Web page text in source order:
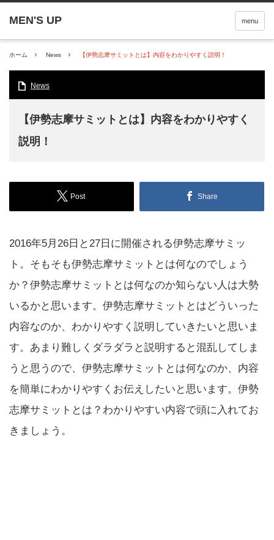
menu
ホーム News 【伊勢志摩サミットとは】内容をわかりやすく説明！
News
【伊勢志摩サミットとは】内容をわかりやすく
説明！
Post Share
2016年5月26日と27日に開催される伊勢志摩サミッ
ト。そもそも伊勢志摩サミットとは何なのでしょう
か？伊勢志摩サミットとは何なのか知らない人は大勢
いるかと思います。伊勢志摩サミットとはどういった
内容なのか、わかりやすく説明していきたいと思いま
す。あまり難しくダラダラと説明すると混乱してしま
うと思うので、伊勢志摩サミットとは何なのか、内容
を簡単にわかりやすくお伝えしたいと思います。伊勢
志摩サミットとは？わかりやすい内容で頭に入れてお
きましょう。